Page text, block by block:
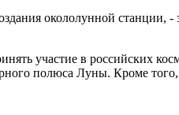
окололунной станции, -
участие в российских
полюса Луны. Кроме